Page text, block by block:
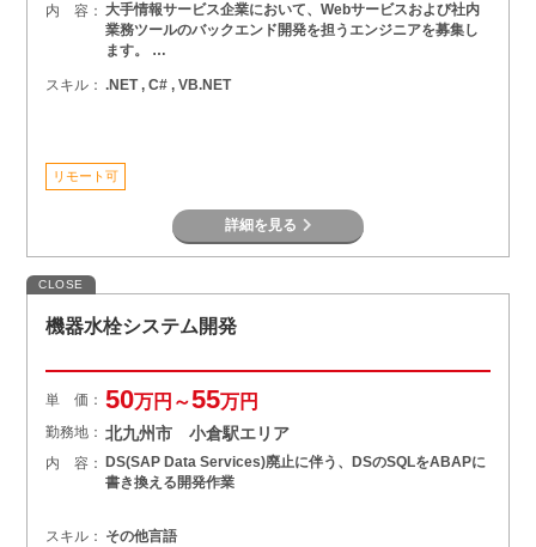
内 容： 大手情報サービス企業において、Webサービスおよび社内
業務ツールのバックエンド開発を担うエンジニアを募集し
ます。 …
スキル： .NET , C# , VB.NET
リモート可
詳細を見る
CLOSE
機器水栓システム開発
単 価： 50万円～55万円
勤務地： 北九州市 小倉駅エリア
内 容： DS(SAP Data Services)廃止に伴う、DSのSQLをABAPに
書き換える開発作業
スキル： その他言語